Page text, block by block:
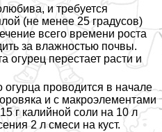
и требуется
(не менее 25 градусов)
всего времени роста
за влажностью почвы.
огурец перестает расти и
огурца проводится в начале
и с макроэлементами
г калийной соли на 10 л
2 л смеси на куст.